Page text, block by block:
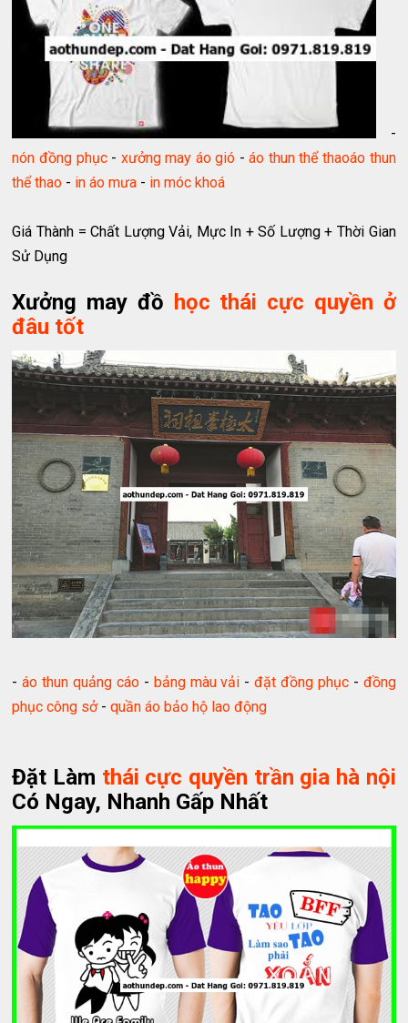
-
nón đồng phục- xưởng may áo gió -áo thun thể thaoáo thun
thể thao - in áo mưa - in móc khoá
Giá Thành = Chất Lượng Vải, Mực In + Số Lượng + Thời Gian
Sử Dụng
Xưởng may đồ học thái cực quyền ở
đâu tốt
-áo thun quảng cáo- bảng màu vải -đặt đồng phục- đồng
phục công sở-quần áo bảo hộ lao động
Đặt Làm thái cực quyền trần gia hà nội
Có Ngay, Nhanh Gấp Nhất